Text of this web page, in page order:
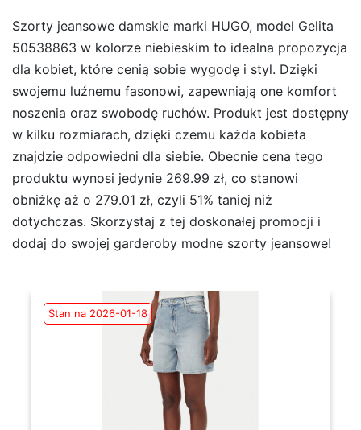
Szorty jeansowe damskie marki HUGO, model Gelita
50538863 w kolorze niebieskim to idealna propozycja
dla kobiet, które cenią sobie wygodę i styl. Dzięki
swojemu luźnemu fasonowi, zapewniają one komfort
noszenia oraz swobodę ruchów. Produkt jest dostępny
w kilku rozmiarach, dzięki czemu każda kobieta
znajdzie odpowiedni dla siebie. Obecnie cena tego
produktu wynosi jedynie 269.99 zł, co stanowi
obniżkę aż o 279.01 zł, czyli 51% taniej niż
dotychczas. Skorzystaj z tej doskonałej promocji i
dodaj do swojej garderoby modne szorty jeansowe!
Stan na 2026-01-18